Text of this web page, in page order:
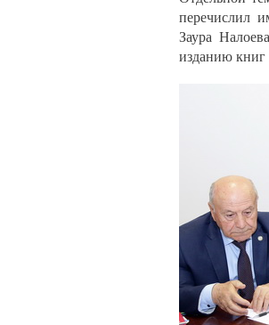
перечислил
Заура
изданию книг